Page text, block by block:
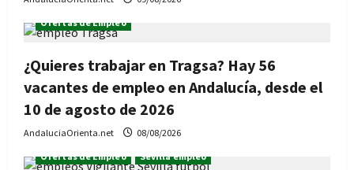
Ofertas de Empleo
¿Quieres trabajar en Tragsa? Hay 56
vacantes de empleo en Andalucía, desde el
10 de agosto de 2026
AndaluciaOrienta.net
08/08/2026
Ofertas de Empleo
Sevilla empleo